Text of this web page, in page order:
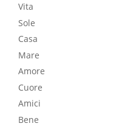
Vita
Sole
Casa
Mare
Amore
Cuore
Amici
Bene